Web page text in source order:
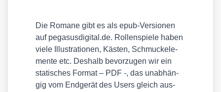
Die Roma­ne gibt es als epub-Ver­sio­nen
auf pega​sus​di​gi​tal​.de. Rol­len­spie­le haben
vie­le Illus­tra­tio­nen, Käs­ten, Schmuck­ele­
men­te etc. Des­halb bevor­zu­gen wir ein
sta­ti­sches For­mat – PDF -, das unab­hän­
gig vom End­ge­rät des Users gleich aus­